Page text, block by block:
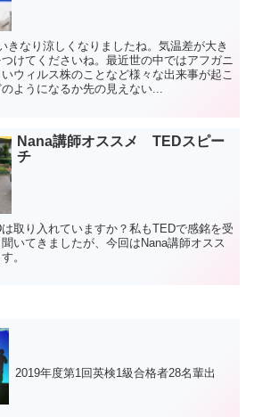
きなり涼しくなりましたね。気温差が大き
けてくださいね。最近世の中ではアフガニ
ウィルス株のことなど様々な出来事が起こ
ようになるか先の見えない...
Nana講師オススメ TEDスピー
チ
取り入れていますか？私もTEDで感銘を受
いてきましたが、今回はNana講師オスス
。
2019年度第1回英検1級合格者28名輩出